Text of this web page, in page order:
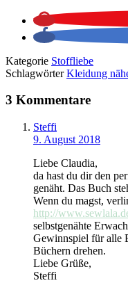
Kategorie Stoffliebe
SchlagwörterKleidung
3 Kommentare
Steffi
9. August 2018
Liebe Claudia,
da hast du dir den
genäht. Das Buch
Wenn du magst,
http://
selbstgenähte
Gewinnspiel für alle
Büchern drehen.
Liebe Grüße,
Steffi